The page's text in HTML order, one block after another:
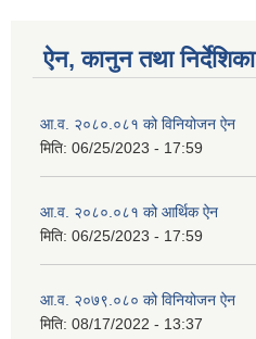
ऐन, कानुन तथा निर्देशिका
आ.व. २०८०.०८१ को विनियोजन ऐन
मिति: 06/25/2023 - 17:59
आ.व. २०८०.०८१ को आर्थिक ऐन
मिति: 06/25/2023 - 17:59
आ.व. २०७९.०८० को विनियोजन ऐन
मिति: 08/17/2022 - 13:37